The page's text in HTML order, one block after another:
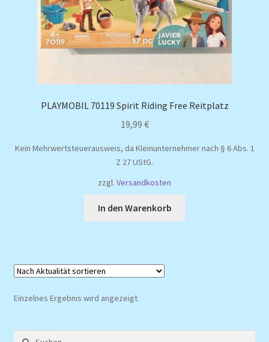
PLAYMOBIL 70119 Spirit Riding Free Reitplatz
19,99 €
Kein Mehrwertsteuerausweis, da Kleinunternehmer nach § 6 Abs. 1
Z 27 UStG.
zzgl. Versandkosten
In den Warenkorb
Einzelnes Ergebnis wird angezeigt
Suchen